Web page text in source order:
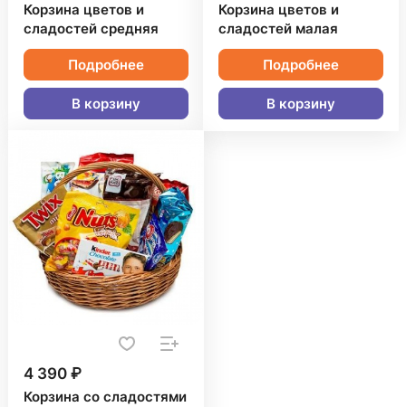
Корзина цветов и
сладостей средняя
Подробнее
В корзину
Корзина цветов и
сладостей малая
Подробнее
В корзину
4 390 ₽
Корзина со сладостями